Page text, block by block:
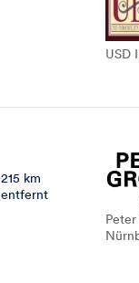
USD
215 km
entfernt